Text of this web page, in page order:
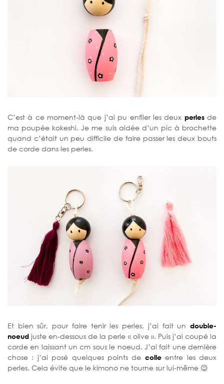
C’est à ce moment-là que j’ai pu enfiler les deux perlesde
ma poupée kokeshi. Je me suis aidée d’un pic à brochette
quand c’était un peu difficile de faire passer les deux bouts
de corde dans les perles.
Et bien sûr, pour faire tenir les perles, j’ai fait un double-
noeud juste en-dessous de la perle « olive ». Puis j’ai coupé la
corde en laissant un cm sous le noeud. J’ai fait une dernière
chose : j’ai posé quelques points de colleentre les deux
perles. Cela évite que le kimono ne tourne sur lui-même 😉